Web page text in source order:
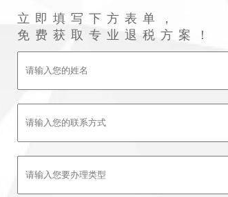
立即填写下方表单，
免费获取专业退税方案！